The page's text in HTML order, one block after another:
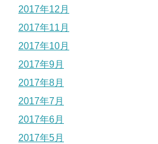
2017年12月
2017年11月
2017年10月
2017年9月
2017年8月
2017年7月
2017年6月
2017年5月